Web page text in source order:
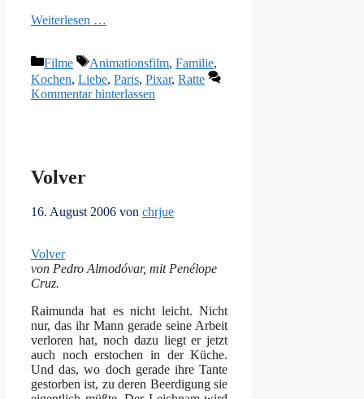
Weiterlesen …
Kategorien
Filme Schlagwörter
Animationsfilm, Familie,
Kochen, Liebe, Paris, Pixar, Ratte
Kommentar hinterlassen
Volver
16. August 2006 von chrjue
Volver
von Pedro Almodóvar, mit Penélope
Cruz.
Raimunda hat es nicht leicht. Nicht
nur, das ihr Mann gerade seine Arbeit
verloren hat, noch dazu liegt er jetzt
auch noch erstochen in der Küche.
Und das, wo doch gerade ihre Tante
gestorben ist, zu deren Beerdigung sie